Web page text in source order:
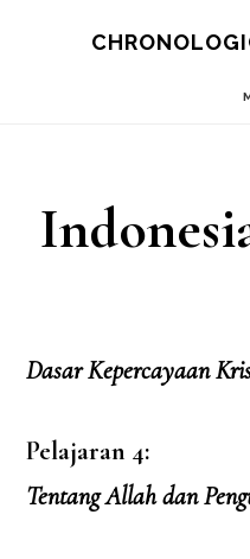
Dasar Kepercayaan
Pelajaran 4:
Tentang Allah dan